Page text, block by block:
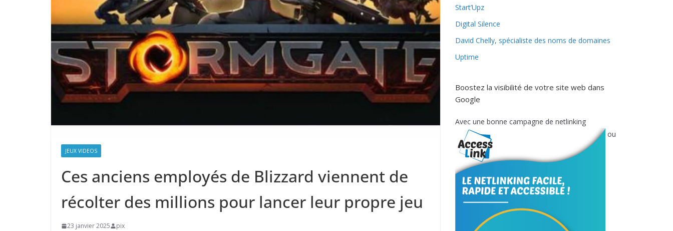
JEUX VIDEOS
Ces anciens employés de Blizzard viennent de
récolter des millions pour lancer leur propre jeu
23 janvier 2025 pix
Start’Upz
Digital Silence
David Chelly, spécialiste des noms de domaines
Uptime
Boostez la visibilité de votre site web dans
Google
Avec une bonne campagne de netlinking
ou